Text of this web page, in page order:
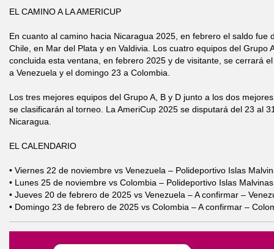
EL CAMINO A LA AMERICUP
En cuanto al camino hacia Nicaragua 2025, en febrero el saldo fue
Chile, en Mar del Plata y en Valdivia. Los cuatro equipos del Grupo
concluida esta ventana, en febrero 2025 y de visitante, se cerrará
a Venezuela y el domingo 23 a Colombia.
Los tres mejores equipos del Grupo A, B y D junto a los dos
se clasificarán al torneo. La AmeriCup 2025 se disputará del 23 al
Nicaragua.
EL CALENDARIO
• Viernes 22 de noviembre vs Venezuela – Polideportivo Islas
• Lunes 25 de noviembre vs Colombia – Polideportivo Islas
• Jueves 20 de febrero de 2025 vs Venezuela – A confirmar –
• Domingo 23 de febrero de 2025 vs Colombia – A confirmar –